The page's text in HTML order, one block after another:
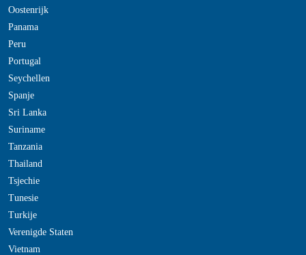
Oostenrijk
Panama
Peru
Portugal
Seychellen
Spanje
Sri Lanka
Suriname
Tanzania
Thailand
Tsjechie
Tunesie
Turkije
Verenigde Staten
Vietnam